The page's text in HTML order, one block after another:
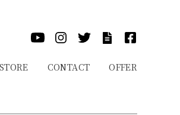
STORE CONTACT OFFER